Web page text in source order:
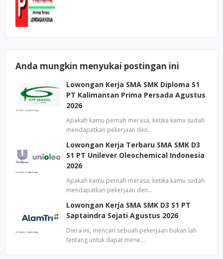
Anda mungkin menyukai postingan ini
Lowongan Kerja SMA SMK Diploma S1
PT Kalimantan Prima Persada Agustus
2026
Apakah kamu pernah merasa, ketika kamu sudah
mendapatkan pekerjaan den…
Lowongan Kerja Terbaru SMA SMK D3
S1 PT Unilever Oleochemical Indonesia
2026
Apakah kamu pernah merasa, ketika kamu sudah
mendapatkan pekerjaan den…
Lowongan Kerja SMA SMK D3 S1 PT
Saptaindra Sejati Agustus 2026
Diera ini, mencari sebuah pekerjaan bukan lah
tentang untuk dapat mene…